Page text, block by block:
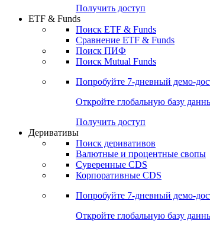
Получить доступ
ETF & Funds
Поиск ETF & Funds
Сравнение ETF & Funds
Поиск ПИФ
Поиск Mutual Funds
Попробуйте 7-дневный демо-
Откройте глобальную базу
Получить доступ
Деривативы
Поиск деривативов
Валютные и процентные свопы
Суверенные CDS
Корпоративные CDS
Попробуйте 7-дневный демо-
Откройте глобальную базу